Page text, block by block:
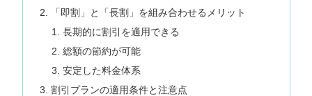
「即割」と「長割」を組み合わせるメリット
長期的に割引を適用できる
総額の節約が可能
安定した料金体系
割引プランの適用条件と注意点